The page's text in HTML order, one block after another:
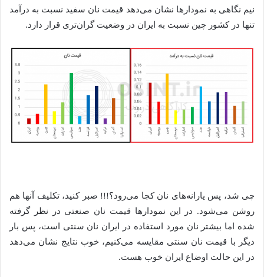
نیم نگاهی به نمودارها نشان می‌دهد قیمت نان سفید نسبت به درآمد
تنها در کشور چین نسبت به ایران در وضعیت گران‌تری قرار دارد.
چی شد، پس یارانه‌های نان کجا می‌رود؟!!! صبر کنید، تکلیف آنها هم
روشن می‌شود. در این نمودارها قیمت نان صنعتی در نظر گرفته
شده اما بیشتر نان مورد استفاده در ایران نان سنتی است، پس بار
دیگر با قیمت نان سنتی مقایسه می‌کنیم، خوب نتایج نشان می‌دهد
در این حالت اوضاع ایران خوب هست.